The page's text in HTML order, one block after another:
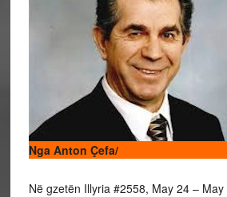
Nga Anton Çefa/
Në gzetën Illyria #2558, May 24 –